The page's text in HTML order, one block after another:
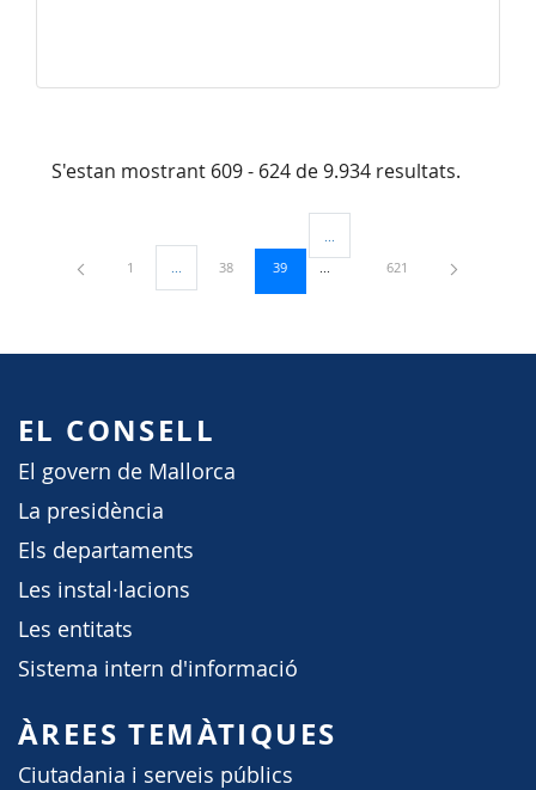
S'estan mostrant 609 - 624 de 9.934 resultats.
Pàgina
1 ...Pàgines intermèdies Utilitzeu TAB per navegar.
Pàgina
38 Pàgina
39
Pàgines intermèdies Utilitzeu
Pàgina
621
EL CONSELL
El govern de Mallorca
La presidència
Els departaments
Les instal·lacions
Les entitats
Sistema intern d'informació
ÀREES TEMÀTIQUES
Ciutadania i serveis públics